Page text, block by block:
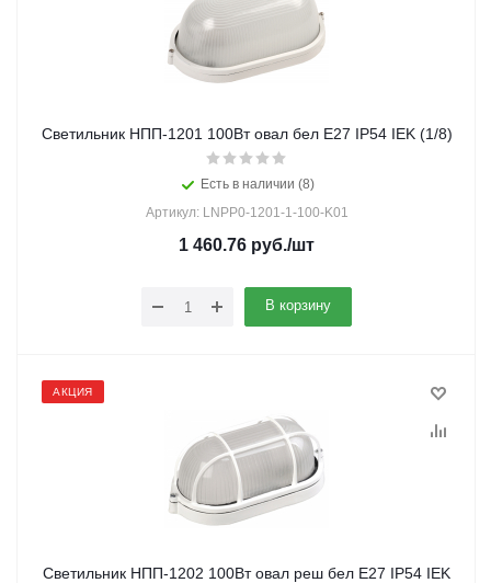
Светильник НПП-1201 100Вт овал бел Е27 IP54 IEK (1/8)
Есть в наличии (8)
Артикул: LNPP0-1201-1-100-K01
1 460.76 руб./шт
В корзину
АКЦИЯ
Светильник НПП-1202 100Вт овал реш бел Е27 IP54 IEK